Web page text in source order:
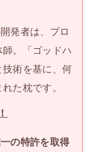
発者は、プロ
。「ゴッドハ
技術を基に、何
た枕です。
の特許を取得